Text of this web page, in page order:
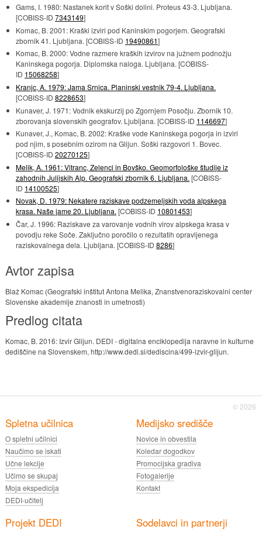
Gams, I. 1980: Nastanek korit v Soški dolini. Proteus 43-3. Ljubljana.
[COBISS-ID 7343149]
Komac, B. 2001: Kraški izviri pod Kaninskim pogorjem. Geografski
zbornik 41. Ljubljana. [COBISS-ID 19490861]
Komac, B. 2000: Vodne razmere kraških izvirov na južnem podnožju
Kaninskega pogorja. Diplomska naloga. Ljubljana. [COBISS-
ID 15068258]
Kranjc, A. 1979: Jama Srnica. Planinski vestnik 79-4. Ljubljana.
[COBISS-ID 8228653]
Kunaver, J. 1971: Vodnik ekskurzij po Zgornjem Posočju. Zbornik 10.
zborovanja slovenskih geografov. Ljubljana. [COBISS-ID 1146697]
Kunaver, J., Komac, B. 2002: Kraške vode Kaninskega pogorja in izviri
pod njim, s posebnim ozirom na Glijun. Soški razgovori 1. Bovec.
[COBISS-ID 20270125]
Melik, A. 1961: Vitranc, Zelenci in Bovško. Geomorfološke študije iz
zahodnih Julijskih Alp. Geografski zbornik 6. Ljubljana. [COBISS-
ID 14100525]
Novak, D. 1979: Nekatere raziskave podzemeljskih voda alpskega
krasa. Naše jame 20. Ljubljana. [COBISS-ID 10801453]
Čar, J. 1996: Raziskave za varovanje vodnih virov alpskega krasa v
povodju reke Soče. Zaključno poročilo o rezultatih opravljenega
raziskovalnega dela. Ljubljana. [COBISS-ID 8286]
Avtor zapisa
Blaž Komac (Geografski inštitut Antona Melika, Znanstvenoraziskovalni center
Slovenske akademije znanosti in umetnosti)
Predlog citata
Komac, B. 2016: Izvir Glijun. DEDI - digitalna enciklopedija naravne in kulturne
dediščine na Slovenskem, http://www.dedi.si/dediscina/499-izvir-glijun.
© 2026
Spletna učilnica
O spletni učilnici
Naučimo se iskati
Učne lekcije
Učimo se skupaj
Moja ekspedicija
DEDI-učitelj
Medijsko središče
Novice in obvestila
Koledar dogodkov
Promocijska gradiva
Fotogalerije
Kontakt
Projekt DEDI Sodelavci in partnerji